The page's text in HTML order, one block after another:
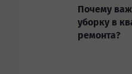
Почему
уборку в
ремонта?